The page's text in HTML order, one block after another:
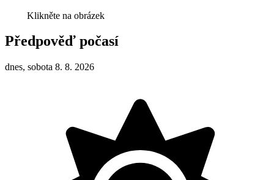
Klikněte na obrázek
Předpověď počasí
dnes, sobota 8. 8. 2026